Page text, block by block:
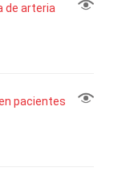
de arteria
pacientes